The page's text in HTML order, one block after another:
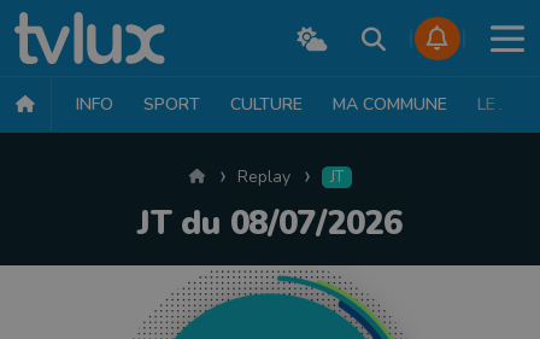
INFO SPORT CULTURE MA COMMUNE LE JT
AccueilReplay JT
JT du 08/07/2026